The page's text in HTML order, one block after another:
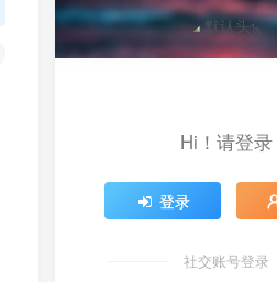
Hi！请登录
登录
社交账号登录